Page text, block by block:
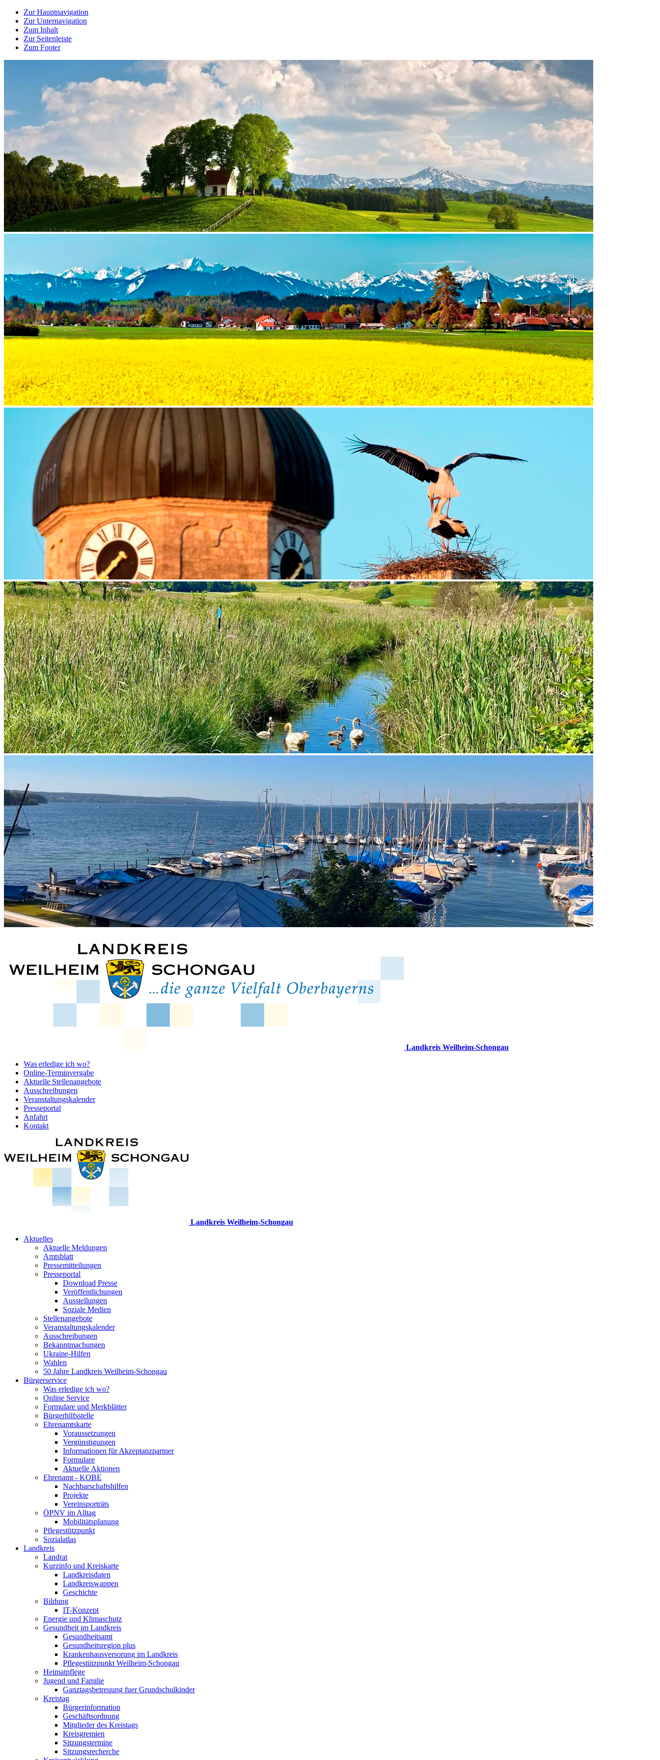
Zur Hauptnavigation
Zur Unternavigation
Zum Inhalt
Zur Seitenleiste
Zum Footer
Landkreis Weilheim-Schongau
Was erledige ich wo?
Online-Terminvergabe
Aktuelle Stellenangebote
Ausschreibungen
Veranstaltungskalender
Presseportal
Anfahrt
Kontakt
Landkreis Weilheim-Schongau
Aktuelles
Aktuelle Meldungen
Amtsblatt
Pressemitteilungen
Presseportal
Download Presse
Veröffentlichungen
Ausstellungen
Soziale Medien
Stellenangebote
Veranstaltungskalender
Ausschreibungen
Bekanntmachungen
Ukraine-Hilfen
Wahlen
50 Jahre Landkreis Weilheim-Schongau
Bürgerservice
Was erledige ich wo?
Online Service
Formulare und Merkblätter
Bürgerhilfsstelle
Ehrenamtskarte
Voraussetzungen
Vergünstigungen
Informationen für Akzeptanzpartner
Formulare
Aktuelle Aktionen
Ehrenamt - KOBE
Nachbarschaftshilfen
Projekte
Vereinsporträts
ÖPNV im Alltag
Mobilitätsplanung
Pflegestützpunkt
Sozialatlas
Landkreis
Landrat
Kurzinfo und Kreiskarte
Landkreisdaten
Landkreiswappen
Geschichte
Bildung
IT-Konzept
Energie und Klimaschutz
Gesundheit im Landkreis
Gesundheitsamt
Gesundheitsregion plus
Krankenhausversorung im Landkreis
Pflegestützpunkt Weilheim-Schongau
Heimatpflege
Jugend und Familie
Ganztagsbetreuung fuer Grundschulkinder
Kreistag
Bürgerinformation
Geschäftsordnung
Mitglieder des Kreistags
Kreisgremien
Sitzungstermine
Sitzungsrecherche